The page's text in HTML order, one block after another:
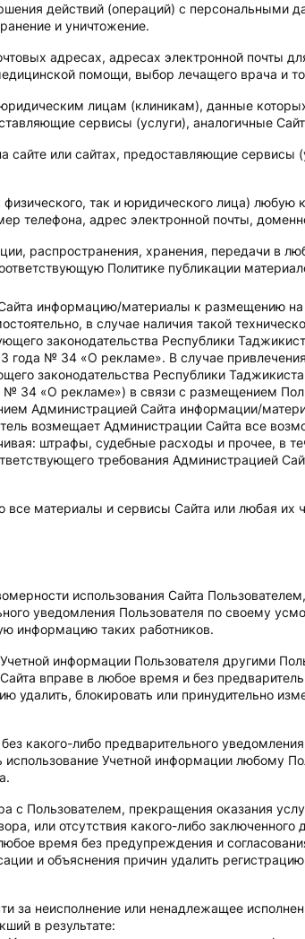
действий (операций) с персональными
и уничтожение.
адресах, адресах электронной почты
помощи, выбор лечащего врача и
лицам (клиникам), данные
сервисы (услуги), аналогичные
или сайтах, предоставляющие сервисы
так и юридического лица) любую
телефона, адрес электронной почты,
распространения, хранения, передачи в
Политике публикации
информацию/материалы к размещению на
в случае наличия такой
законодательства Республики
года № 34 «О рекламе». В случае
законодательства Республики
№ 34 «О рекламе») в связи с размещением
Администрацией Сайта информации/
возмещает Администрации Сайта все
штрафы, судебные расходы и прочее, в
требования Администрацией
все материалы и сервисы Сайта или любая их
использования Сайта
уведомления Пользователя по своему
информацию таких работников.
информации Пользователя другими
вправе в любое время и без
удалить, блокировать или принудительно
какого-либо предварительного
Учетной информации любому
с Пользователем, прекращения оказания
или отсутствия какого-либо заключенного
время без предупреждения и
и объяснения причин удалить
за неисполнение или ненадлежащее
в результате: